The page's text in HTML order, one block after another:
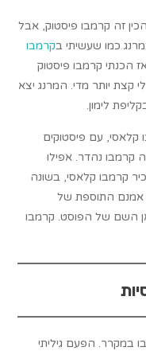
זה קרמבו פיסטוק, אבל
כמו שעשיתי בקרמבו
הכנתי קרמבו פיסטוק
קצת יותר מדי. המרנג יצא
לימון.
קלאסי, עם פיסטוקים
קרמבו נהדר. אפילו
קרמבו קלאסי, בשונה
אמנם התוספת של
השם של הפוסט. קרמבו
במקרר. הפעם גיליתי